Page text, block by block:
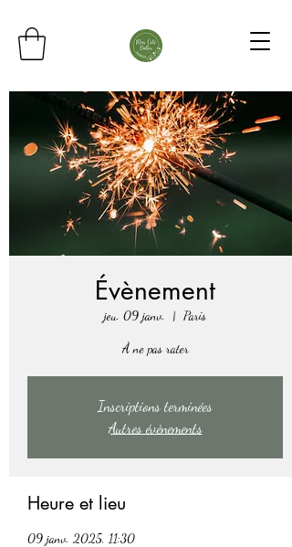
Évènement
jeu. 09 janv.
  |
Paris
À ne pas rater
Inscriptions terminées
Autres évènements
Heure et lieu
09 janv. 2025, 11:30